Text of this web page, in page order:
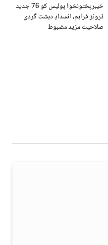
خیبرپختونخوا پولیس کو 76 جدید
ڈرونز فراہم، انسدادِ دہشت گردی
صلاحیت مزید مضبوط